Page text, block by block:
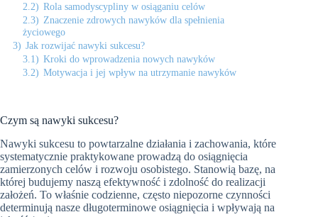
2.2) Rola samodyscypliny w osiąganiu celów
2.3) Znaczenie zdrowych nawyków dla spełnienia
życiowego
3) Jak rozwijać nawyki sukcesu?
3.1) Kroki do wprowadzenia nowych nawyków
3.2) Motywacja i jej wpływ na utrzymanie nawyków
Czym są nawyki sukcesu?
Nawyki sukcesu to powtarzalne działania i zachowania, które
systematycznie praktykowane prowadzą do osiągnięcia
zamierzonych celów i rozwoju osobistego. Stanowią bazę, na
której budujemy naszą efektywność i zdolność do realizacji
założeń. To właśnie codzienne, często niepozorne czynności
determinują nasze długoterminowe osiągnięcia i wpływają na